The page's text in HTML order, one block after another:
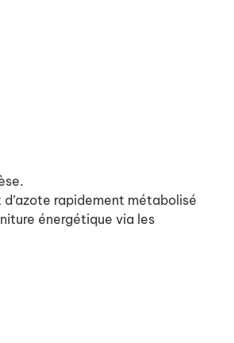
rapidement métabolisé
énergétique via les